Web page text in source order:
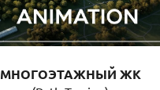
МНОГОЭТАЖНЫЙ ЖК